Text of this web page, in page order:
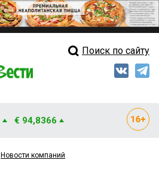
Свежий выпуск
Мнения
Поиск по сайту
€ 94,8366
Новости компаний